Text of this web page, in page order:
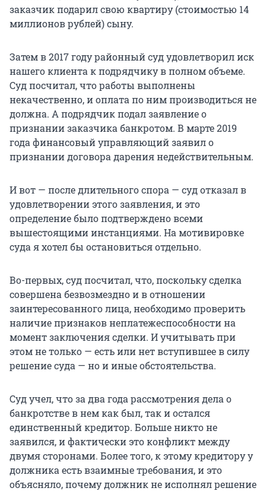
заказчик подарил свою квартиру (стоимостью 14
миллионов рублей) сыну.
Затем в 2017 году районный суд удовлетворил иск
нашего клиента к подрядчику в полном объеме.
Суд посчитал, что работы выполнены
некачественно, и оплата по ним производиться не
должна. А подрядчик подал заявление о
признании заказчика банкротом. В марте 2019
года финансовый управляющий заявил о
признании договора дарения недействительным.
И вот — после длительного спора — суд отказал в
удовлетворении этого заявления, и это
определение было подтверждено всеми
вышестоящими инстанциями. На мотивировке
суда я хотел бы остановиться отдельно.
Во-первых, суд посчитал, что, поскольку сделка
совершена безвозмездно и в отношении
заинтересованного лица, необходимо проверить
наличие признаков неплатежеспособности на
момент заключения сделки. И учитывать при
этом не только — есть или нет вступившее в силу
решение суда — но и иные обстоятельства.
Суд учел, что за два года рассмотрения дела о
банкротстве в нем как был, так и остался
единственный кредитор. Больше никто не
заявился, и фактически это конфликт между
двумя сторонами. Более того, к этому кредитору у
должника есть взаимные требования, и это
объясняло, почему должник не исполнял решение